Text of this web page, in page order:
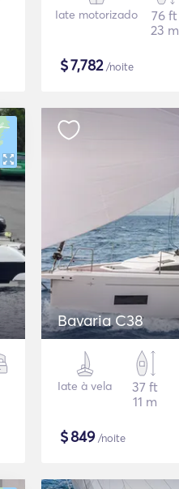
Iate motorizado
76 ft
23 m
$7,782/noite
Bavaria C38
Iate à vela
37 ft
11 m
$849/noite